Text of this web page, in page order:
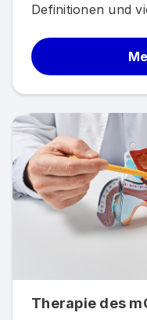
Definitionen und
Therapie des